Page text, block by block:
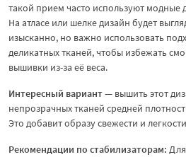
такой прием часто используют модные
На атласе или шелке дизайн будет
изысканно, но важно использовать
деликатных тканей, чтобы избежать
вышивки из-за её веса.
Интересный вариант— вышить этот
непрозрачных тканей средней
Это добавит образу свежести и
Рекомендации по стабилизаторам: